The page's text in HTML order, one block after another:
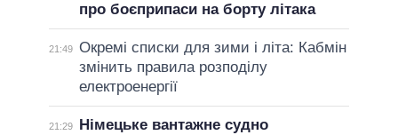
про боєприпаси на борту літака
21:49 Окремі списки для зими і літа: Кабмін
змінить правила розподілу
електроенергії
21:29
Німецьке вантажне судно